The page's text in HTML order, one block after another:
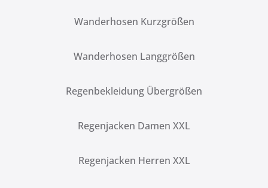
Wanderhosen Kurzgrößen
Wanderhosen Langgrößen
Regenbekleidung Übergrößen
Regenjacken Damen XXL
Regenjacken Herren XXL